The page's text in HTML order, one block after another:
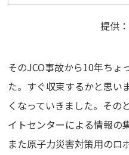
提供
そのJCO事故から10年ちょ
た。すぐ収束するかと思い
くなっていきました。その
イトセンターによる情報の
また原子力災害対策用のロ